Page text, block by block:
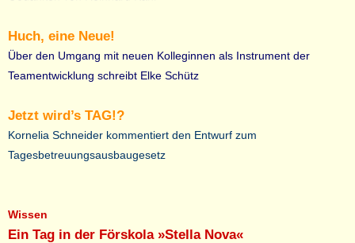
Huch, eine Neue!
Über den Umgang mit neuen Kolleginnen als Instrument der
Teamentwicklung schreibt Elke Schütz
Jetzt wird’s TAG!?
Kornelia Schneider kommentiert den Entwurf zum
Tagesbetreuungsausbaugesetz
Wissen
Ein Tag in der Förskola »Stella Nova«